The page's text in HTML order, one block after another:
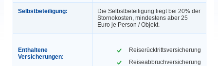
Selbstbeteiligung:
Die Selbstbeteiligung liegt bei 20% der
Stornokosten, mindestens aber 25
Euro je Person / Objekt.
Enthaltene
Versicherungen:
Reiserücktrittsversicherung
Reiseabbruchversicherung